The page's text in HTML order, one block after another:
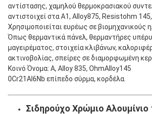
αντίστασης, χαμηλού θερμοκρασιακού
αντιστοιχεί στα A1, Alloy875, Resistohm
Χρησιμοποιείται ευρέως σε βιομηχανικούς
Όπως θερμαντικά πάνελ, θερμαντήρες
μαγειρέματος, στοιχεία κλιβάνων,
ακτινοβολίας, σπείρες σε διαμορφωμένη
Κοινό Όνομα: A, Alloy 835, OhmAlloy145
0Cr21Al6Nb επίπεδο σύρμα, κορδέλα.
Σιδηρούχο Χρώμιο Αλουμίνιο